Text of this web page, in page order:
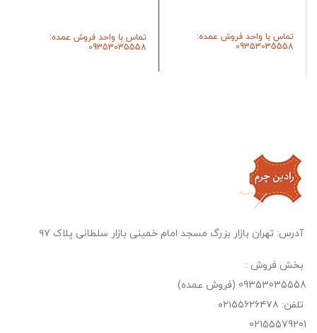
تماس با واحد فروش عمده:
09353035558
تماس با واحد فروش عمده:
09353035558
آدرس: تهران بازار بزرگ مسجد امام خمینی بازار سلطانی پلاک ۹۷
بخش فروش :
09353035558 (فروش عمده)
تلفن: ۰۲۱۵۵۶۲۶۴۷۸
02155579201